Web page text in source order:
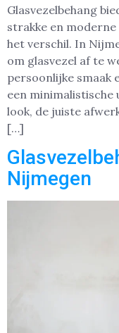
Glasvezelbehang
strakke en
het verschil. In
om glasvezel af te
persoonlijke smaak
een
look, de juiste
[…]
Nijmegen